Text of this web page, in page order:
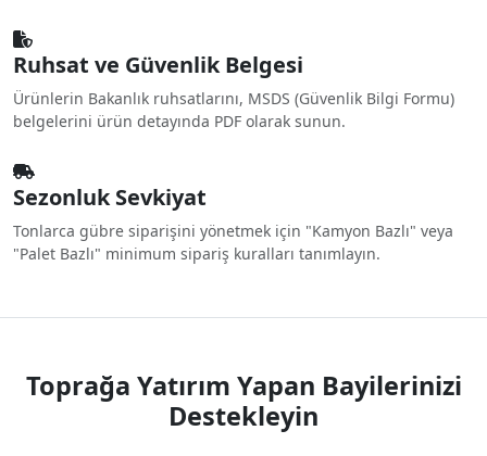
Ruhsat ve Güvenlik Belgesi
Ürünlerin Bakanlık ruhsatlarını, MSDS (Güvenlik Bilgi Formu)
belgelerini ürün detayında PDF olarak sunun.
Sezonluk Sevkiyat
Tonlarca gübre siparişini yönetmek için "Kamyon Bazlı" veya
"Palet Bazlı" minimum sipariş kuralları tanımlayın.
Toprağa Yatırım Yapan Bayilerinizi
Destekleyin